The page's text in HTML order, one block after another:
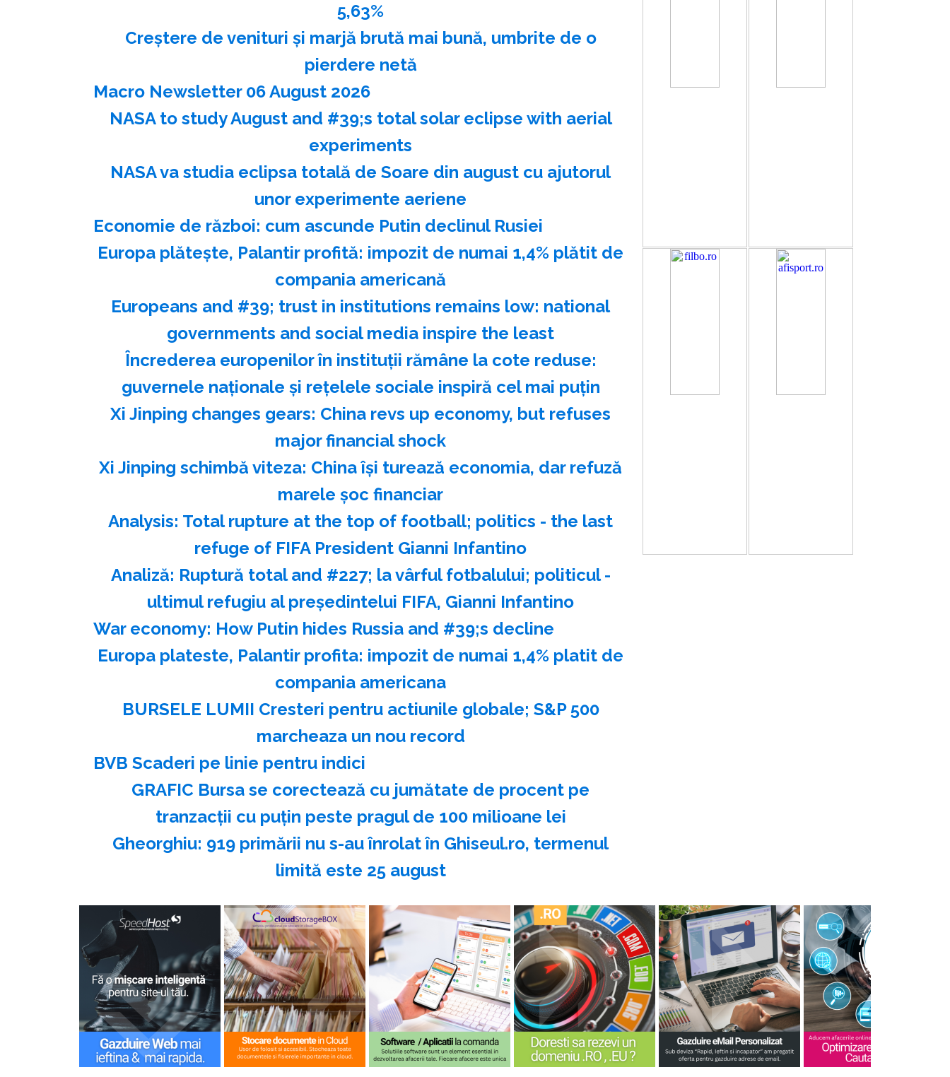
5,63%
Creştere de venituri şi marjă brută mai bună, umbrite de o
pierdere netă
Macro Newsletter 06 August 2026
NASA to study August and #39;s total solar eclipse with aerial
experiments
NASA va studia eclipsa totală de Soare din august cu ajutorul
unor experimente aeriene
Economie de război: cum ascunde Putin declinul Rusiei
Europa plăteşte, Palantir profită: impozit de numai 1,4% plătit de
compania americană
Europeans and #39; trust in institutions remains low: national
governments and social media inspire the least
Încrederea europenilor în instituţii rămâne la cote reduse:
guvernele naţionale şi reţelele sociale inspiră cel mai puţin
Xi Jinping changes gears: China revs up economy, but refuses
major financial shock
Xi Jinping schimbă viteza: China îşi turează economia, dar refuză
marele şoc financiar
Analysis: Total rupture at the top of football; politics - the last
refuge of FIFA President Gianni Infantino
Analiză: Ruptură total and #227; la vârful fotbalului; politicul -
ultimul refugiu al preşedintelui FIFA, Gianni Infantino
War economy: How Putin hides Russia and #39;s decline
Europa plateste, Palantir profita: impozit de numai 1,4% platit de
compania americana
BURSELE LUMII Cresteri pentru actiunile globale; S&P 500
marcheaza un nou record
BVB Scaderi pe linie pentru indici
GRAFIC Bursa se corectează cu jumătate de procent pe
tranzacții cu puțin peste pragul de 100 milioane lei
Gheorghiu: 919 primării nu s-au înrolat în Ghiseul.ro, termenul
limită este 25 august